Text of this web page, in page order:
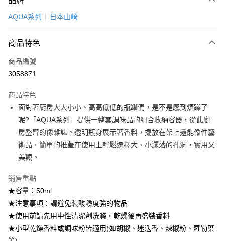
【大哥付你分期使用說明】
1.本服務由台灣大哥大提供，台灣大哥大用戶可立即使用無須另外申請。
2.付款方式選擇「大哥付你分期」，訂單成立後會自動跳轉到大哥付的交易
成交易。
3.實際核准額度、可分期數及費用金額請依後續交易確認頁面所載為準。
4.訂單成立30分鐘內，如未前往確認交易或遇審核未通過，訂單將自動取
消。如遇「轉專審核」未通過狀況，表示未達大哥付你分期系統評分，恕無
法說明評估內容。
1.分期款項不併入電信帳單，「大哥付你分期」於每月結算日後寄送繳費提
2.透過簡訊連結打開帳單後，可選擇「超商條碼／台灣大直營門市／銀行轉
帳／街口支付／iPASS MONEY」等通路繳費。
【注意事項】
1.本服務係由「台灣大哥大股份有限公司」（以下簡稱本公司）所提供，讓
用戶於交易時，得透過本服務購買商品或服務，並由商店將買賣／分期付款
2.基於同意付款使用「大哥付你分期」之契約關係目的，商店將以您的個人
資料（包含姓名、電話或地址）提供予台灣大哥大進項蒐集、處理及利用，
由本公司與您本人進行分期帳單所需資料之確認、核對及更正。
3.完整用戶服務條款，請詳閱以下連結：https://oppay.tw/userRule
每筆NT$100，滿NT$499(含以上)免運費
每筆NT$100，滿NT$499(含以上)免運費
7-11取貨付款
每筆NT$100，滿NT$499(含以上)免運費
付款後7-11取貨
每筆NT$100，滿NT$499(含以上)免運費
宅配【父親節大回饋】限時$299免運
每筆NT$150，滿NT$299(含以上)免運費
AQUA系列 日本山崎
商品特色
商品編號
3058871
商品特色
面對著廚房大大小小、高高低低的瓶罐們，是不是感到煩躁了
呢?「AQUA系列」提供一整套調味品的組合收納容器，從此廚
房整齊的像雜誌。透明瓶身展示著香料，擺放在架上還能像件藝
術品，簡單的推蓋在使用上輕鬆選擇大、小灑落的孔洞，實用又
美觀。
銷售重點
★容量：50ml
★注意事項：請避免裝酸鹼度強的物品
★使用前請先用中性清潔劑洗滌，乾燥後再盛裝香料
★小型乾燥香料或調味粉皆適用(如胡椒、迷迭香、辣椒粉、羅勒葉